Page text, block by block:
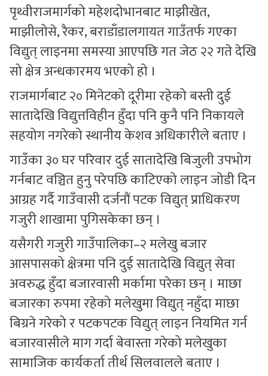
पृथ्वीराजमार्गको महेशदोभानबाट माझीखेत,
माझीलोसे, रैकर, बराडाँडालगायत गाउँतर्फ गएका
विद्युत् लाइनमा समस्या आएपछि गत जेठ २२ गते देखि
सो क्षेत्र अन्धकारमय भएको हो ।
राजमार्गबाट २० मिनेटको दूरीमा रहेको बस्ती दुई
सातादेखि विद्युत्तविहीन हुँदा पनि कुनै पनि निकायले
सहयोग नगरेको स्थानीय केशव अधिकारीले बताए ।
गाउँका ३० घर परिवार दुई सातादेखि बिजुली उपभोग
गर्नबाट वञ्चित हुनु परेपछि काटिएको लाइन जोडी दिन
आग्रह गर्दै गाउँवासी दर्जनौं पटक विद्युत् प्राधिकरण
गजुरी शाखामा पुगिसकेका छन् ।
यसैगरी गजुरी गाउँपालिका–२ मलेखु बजार
आसपासको क्षेत्रमा पनि दुई सातादेखि विद्युत् सेवा
अवरुद्ध हुँदा बजारवासी मर्कामा परेका छन् । माछा
बजारका रुपमा रहेको मलेखुमा विद्युत् नहुँदा माछा
बिग्रने गरेको र पटकपटक विद्युत् लाइन नियमित गर्न
बजारवासीले माग गर्दा बेवास्ता गरेको मलेखुका
सामाजिक कार्यकर्ता तीर्थ सिलवालले बताए ।